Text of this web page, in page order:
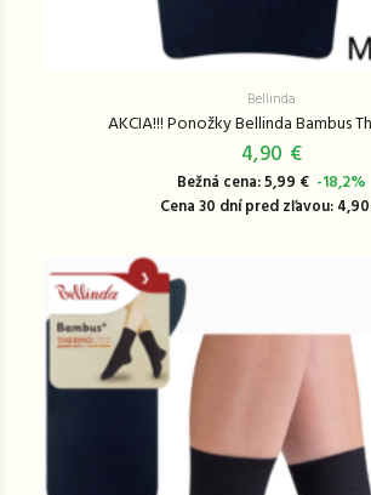
Bellinda
AKCIA!!! Ponožky Bellinda Bambus
4,90 €
Bežná cena: 5,99 € -18,2%
Cena 30 dní pred zľavou: